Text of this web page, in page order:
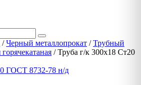
/Черный металлопрокат /Трубный
/ Труба г/к 300х18 Ст20